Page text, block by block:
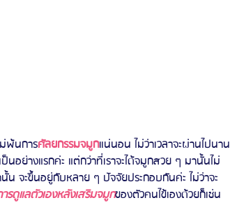
พ้นการศัลยกรรมจมูกแน่นอน ไม่ว่าเวลาจะผ่านไปนาน
อย่างแรกค่ะ แต่กว่าที่เราจะได้จมูกสวย ๆ มานั้นไม่
น จะขึ้นอยู่กับหลาย ๆ ปัจจัยประกอบกันค่ะ ไม่ว่าจะ
รดูแลตัวเองหลังเสริมจมูกของตัวคนไข้เองด้วยก็เช่น